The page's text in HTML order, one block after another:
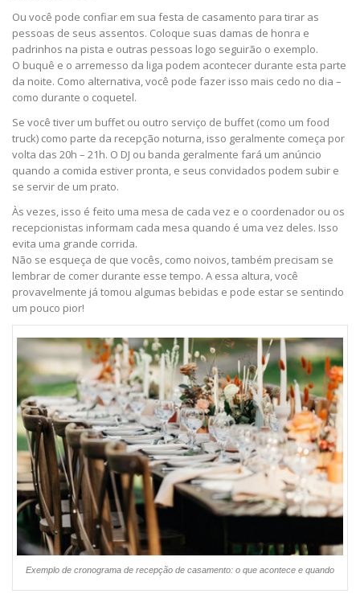
Ou você pode confiar em sua festa de casamento para tirar as
pessoas de seus assentos. Coloque suas damas de honra e
padrinhos na pista e outras pessoas logo seguirão o exemplo.
O buquê e o arremesso da liga podem acontecer durante esta parte
da noite. Como alternativa, você pode fazer isso mais cedo no dia –
como durante o coquetel.
Se você tiver um buffet ou outro serviço de buffet (como um food
truck) como parte da recepção noturna, isso geralmente começa por
volta das 20h – 21h. O DJ ou banda geralmente fará um anúncio
quando a comida estiver pronta, e seus convidados podem subir e
se servir de um prato.
Às vezes, isso é feito uma mesa de cada vez e o coordenador ou os
recepcionistas informam cada mesa quando é uma vez deles. Isso
evita uma grande corrida.
Não se esqueça de que vocês, como noivos, também precisam se
lembrar de comer durante esse tempo. A essa altura, você
provavelmente já tomou algumas bebidas e pode estar se sentindo
um pouco pior!
Exemplo de cronograma de recepção de casamento: o que acontece e quando